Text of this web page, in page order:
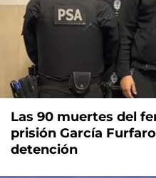
Las 90 muertes del
prisión García
detención